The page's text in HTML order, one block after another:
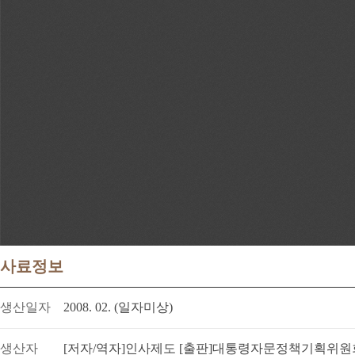
사료정보
생산일자 2008. 02. (일자미상)
생산자 [저자/역자]인사제도 [출판]대통령자문정책기획위원